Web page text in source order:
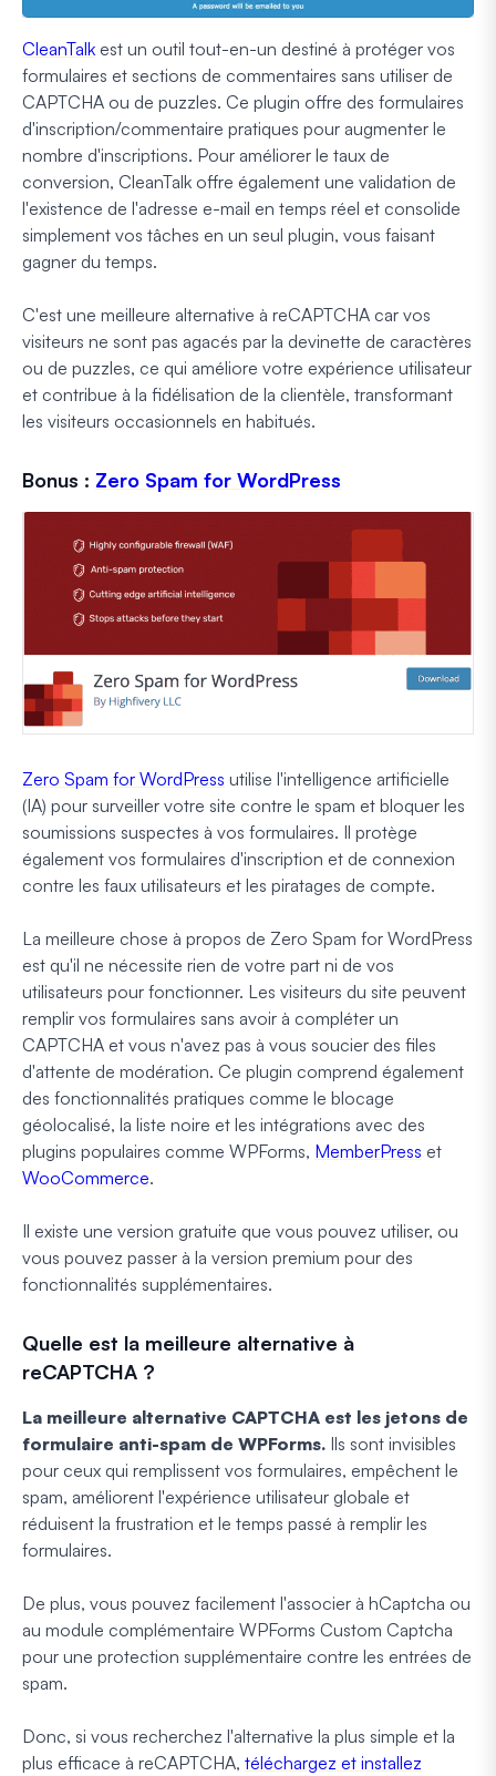
CleanTalk est un outil tout-en-un destiné à protéger vos
formulaires et sections de commentaires sans utiliser de
CAPTCHA ou de puzzles. Ce plugin offre des formulaires
d'inscription/commentaire pratiques pour augmenter le
nombre d'inscriptions. Pour améliorer le taux de
conversion, CleanTalk offre également une validation de
l'existence de l'adresse e-mail en temps réel et consolide
simplement vos tâches en un seul plugin, vous faisant
gagner du temps.
C'est une meilleure alternative à reCAPTCHA car vos
visiteurs ne sont pas agacés par la devinette de caractères
ou de puzzles, ce qui améliore votre expérience utilisateur
et contribue à la fidélisation de la clientèle, transformant
les visiteurs occasionnels en habitués.
Bonus : Zero Spam for WordPress
Zero Spam for WordPress utilise l'intelligence artificielle
(IA) pour surveiller votre site contre le spam et bloquer les
soumissions suspectes à vos formulaires. Il protège
également vos formulaires d'inscription et de connexion
contre les faux utilisateurs et les piratages de compte.
La meilleure chose à propos de Zero Spam for WordPress
est qu'il ne nécessite rien de votre part ni de vos
utilisateurs pour fonctionner. Les visiteurs du site peuvent
remplir vos formulaires sans avoir à compléter un
CAPTCHA et vous n'avez pas à vous soucier des files
d'attente de modération. Ce plugin comprend également
des fonctionnalités pratiques comme le blocage
géolocalisé, la liste noire et les intégrations avec des
plugins populaires comme WPForms, MemberPress et
WooCommerce.
Il existe une version gratuite que vous pouvez utiliser, ou
vous pouvez passer à la version premium pour des
fonctionnalités supplémentaires.
Quelle est la meilleure alternative à
reCAPTCHA ?
La meilleure alternative CAPTCHA est les jetons de
formulaire anti-spam de WPForms. Ils sont invisibles
pour ceux qui remplissent vos formulaires, empêchent le
spam, améliorent l'expérience utilisateur globale et
réduisent la frustration et le temps passé à remplir les
formulaires.
De plus, vous pouvez facilement l'associer à hCaptcha ou
au module complémentaire WPForms Custom Captcha
pour une protection supplémentaire contre les entrées de
spam.
Donc, si vous recherchez l'alternative la plus simple et la
plus efficace à reCAPTCHA, téléchargez et installez